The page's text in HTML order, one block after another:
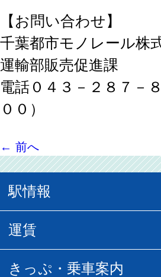
【お問い合わせ】
千葉都市モノレール株
運輸部販売促進課
電話０４３－２８７－
００）
← 前へ
駅情報
駅情報
運賃
普通運賃
きっぷ・乗車案内